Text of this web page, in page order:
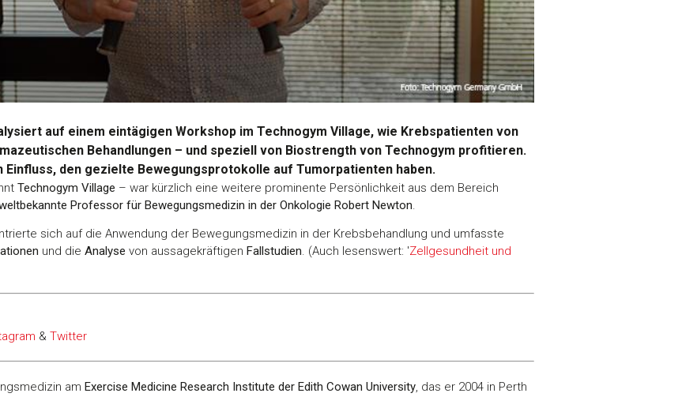
auf einem eintägigen Workshop im Technogym Village, wie Krebspatienten von
Behandlungen – und speziell von Biostrength von Technogym profitieren.
den gezielte Bewegungsprotokolle auf Tumorpatienten haben.
Technogym Village – war kürzlich eine weitere prominente Persönlichkeit aus dem Bereich
Professor für Bewegungsmedizin in der Onkologie Robert Newton
sich auf die Anwendung der Bewegungsmedizin in der Krebsbehandlung und umfasste
und die Analyse von aussagekräftigen Fallstudien. (Auch lesenswert: 'Zellgesundheit und
& Twitter
am Exercise Medicine Research Institute der Edith Cowan University, das er 2004 in Perth